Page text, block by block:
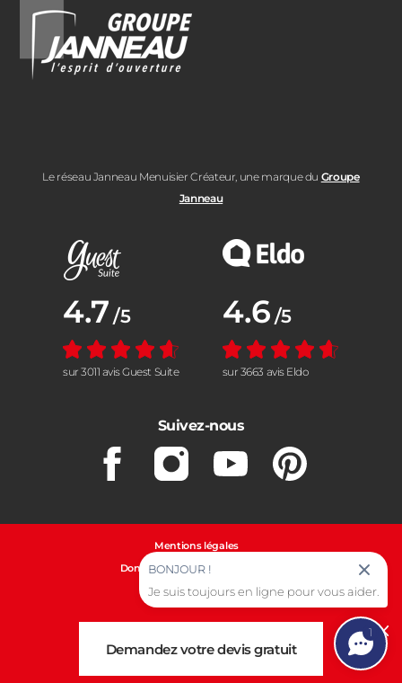
Le réseau Janneau Menuisier Créateur, une marque du Groupe
Janneau
Note moyenne :
4.7 /5
sur 3011 avis Guest Suite
Note moyenne :
4.6 /5
sur 3663 avis Eldo
Suivez-nous
FacebookInstagramYoutubePinterest
Mentions légales
Données personnelles et cookies
Gestion des cookies
Demandez votre devis gratuit
1
BONJOUR !
Je suis toujours en ligne pour vous aider.